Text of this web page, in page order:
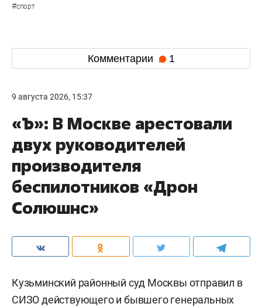
#спорт
Комментарии 1
9 августа 2026, 15:37
«Ъ»: В Москве арестовали
двух руководителей
производителя
беспилотников «Дрон
Солюшнс»
Кузьминский районный суд Москвы отправил в
СИЗО действующего и бывшего генеральных